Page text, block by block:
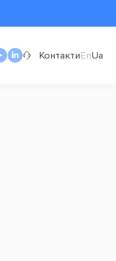
КонтактиEnUa